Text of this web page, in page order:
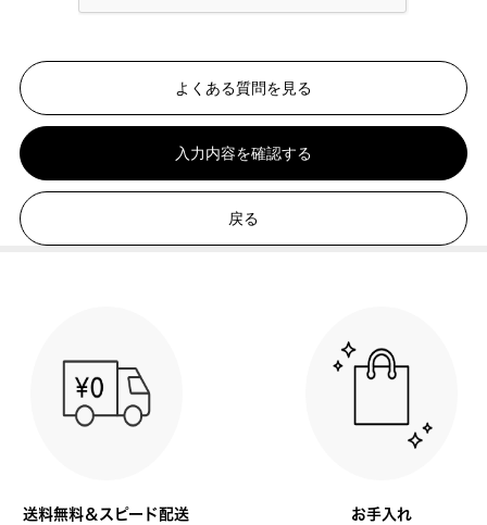
よくある質問を見る
入力内容を確認する
戻る
送料無料＆スピード配送 お手入れ